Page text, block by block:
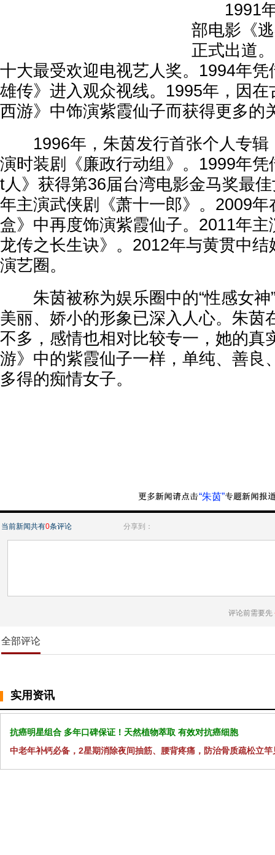
1991年
部电影《
正式出道
十大最受欢迎电视艺人奖。1994年
雄传》进入观众视线。1995年，因
西游》中饰演紫霞仙子而获得更多的
1996年，朱茵发行首张个人专辑
演时装剧《廉政行动组》。1999年
t人》获得第36届台湾电影金马奖最
年主演武侠剧《萧十一郎》。2009
盒》中再度饰演紫霞仙子。2011年
龙传之长生诀》。2012年与黄贯中
演艺圈。
朱茵被称为娱乐圈中的“性感女神
美丽、娇小的形象已深入人心。朱茵
不多，感情也相对比较专一，她的真
游》中的紫霞仙子一样，单纯、善良
多得的痴情女子。
“朱茵”
当前新闻共有0条评论 分享到：
评论前需要先
全部评论
实用资讯
抗癌明星组合 多年口碑保证！天然植物萃取 有效对抗癌细胞
中老年补钙必备，2星期消除夜间抽筋、腰背疼痛，防治骨质疏松立竿